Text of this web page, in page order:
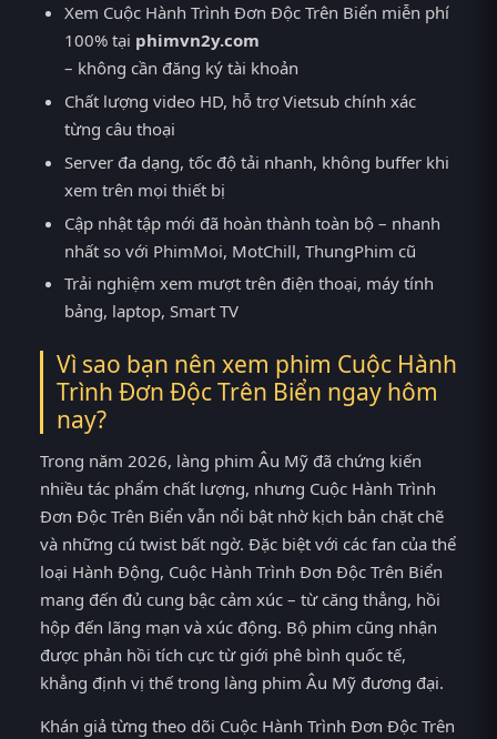
Xem Cuộc Hành Trình Đơn Độc Trên Biển miễn phí
100% tại phimvn2y.com
– không cần đăng ký tài khoản
Chất lượng video HD, hỗ trợ Vietsub chính xác
từng câu thoại
Server đa dạng, tốc độ tải nhanh, không buffer khi
xem trên mọi thiết bị
Cập nhật tập mới đã hoàn thành toàn bộ – nhanh
nhất so với PhimMoi, MotChill, ThungPhim cũ
Trải nghiệm xem mượt trên điện thoại, máy tính
bảng, laptop, Smart TV
Vì sao bạn nên xem phim Cuộc Hành
Trình Đơn Độc Trên Biển ngay hôm
nay?
Trong năm 2026, làng phim Âu Mỹ đã chứng kiến
nhiều tác phẩm chất lượng, nhưng Cuộc Hành Trình
Đơn Độc Trên Biển vẫn nổi bật nhờ kịch bản chặt chẽ
và những cú twist bất ngờ. Đặc biệt với các fan của thể
loại Hành Động, Cuộc Hành Trình Đơn Độc Trên Biển
mang đến đủ cung bậc cảm xúc – từ căng thẳng, hồi
hộp đến lãng mạn và xúc động. Bộ phim cũng nhận
được phản hồi tích cực từ giới phê bình quốc tế,
khẳng định vị thế trong làng phim Âu Mỹ đương đại.
Khán giả từng theo dõi Cuộc Hành Trình Đơn Độc Trên